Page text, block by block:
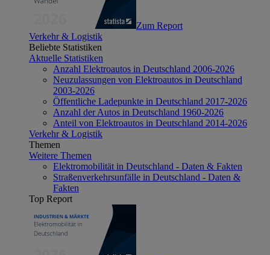
Zum Report
Verkehr & Logistik
Beliebte Statistiken
Aktuelle Statistiken
Anzahl Elektroautos in Deutschland 2006-2026
Neuzulassungen von Elektroautos in Deutschland
2003-2026
Öffentliche Ladepunkte in Deutschland 2017-2026
Anzahl der Autos in Deutschland 1960-2026
Anteil von Elektroautos in Deutschland 2014-2026
Verkehr & Logistik
Themen
Weitere Themen
Elektromobilität in Deutschland - Daten & Fakten
Straßenverkehrsunfälle in Deutschland - Daten &
Fakten
Top Report